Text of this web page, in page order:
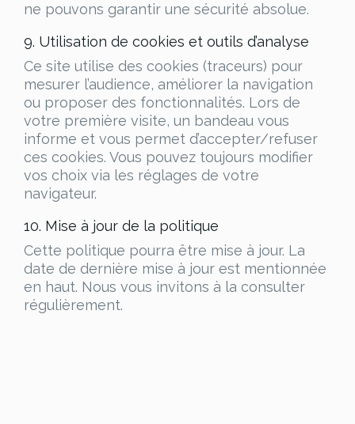
ne pouvons garantir une sécurité absolue.
9. Utilisation de cookies et outils d’analyse
Ce site utilise des cookies (traceurs) pour
mesurer l’audience, améliorer la navigation
ou proposer des fonctionnalités. Lors de
votre première visite, un bandeau vous
informe et vous permet d’accepter/refuser
ces cookies. Vous pouvez toujours modifier
vos choix via les réglages de votre
navigateur.
10. Mise à jour de la politique
Cette politique pourra être mise à jour. La
date de dernière mise à jour est mentionnée
en haut. Nous vous invitons à la consulter
régulièrement.